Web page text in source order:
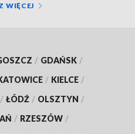
WIĘCEJ
/ GDAŃSK /
/ KIELCE /
/ ŁÓDŹ / OLSZTYN /
/ RZESZÓW /